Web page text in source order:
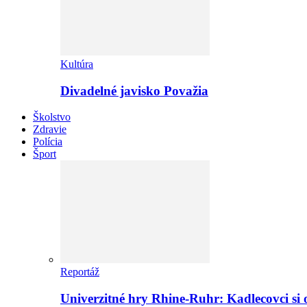
Kultúra
Divadelné javisko Považia
Školstvo
Zdravie
Polícia
Šport
Reportáž
Univerzitné hry Rhine-Ruhr: Kadlecovci si